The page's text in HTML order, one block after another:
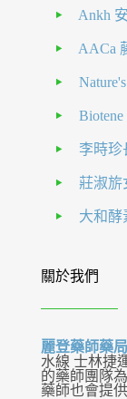
Ankh
AACa
李時珍
莊淑旂
大和酵
關於我們
麗登藥師藥局
水線 士林捷
的藥師團隊
藥師也會提